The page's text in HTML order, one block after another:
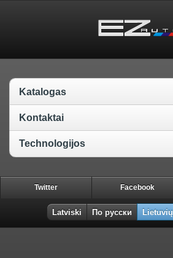
Katalogas
Kontaktai
Technologijos
Twitter Facebook
Latviski По русски Lietuvių